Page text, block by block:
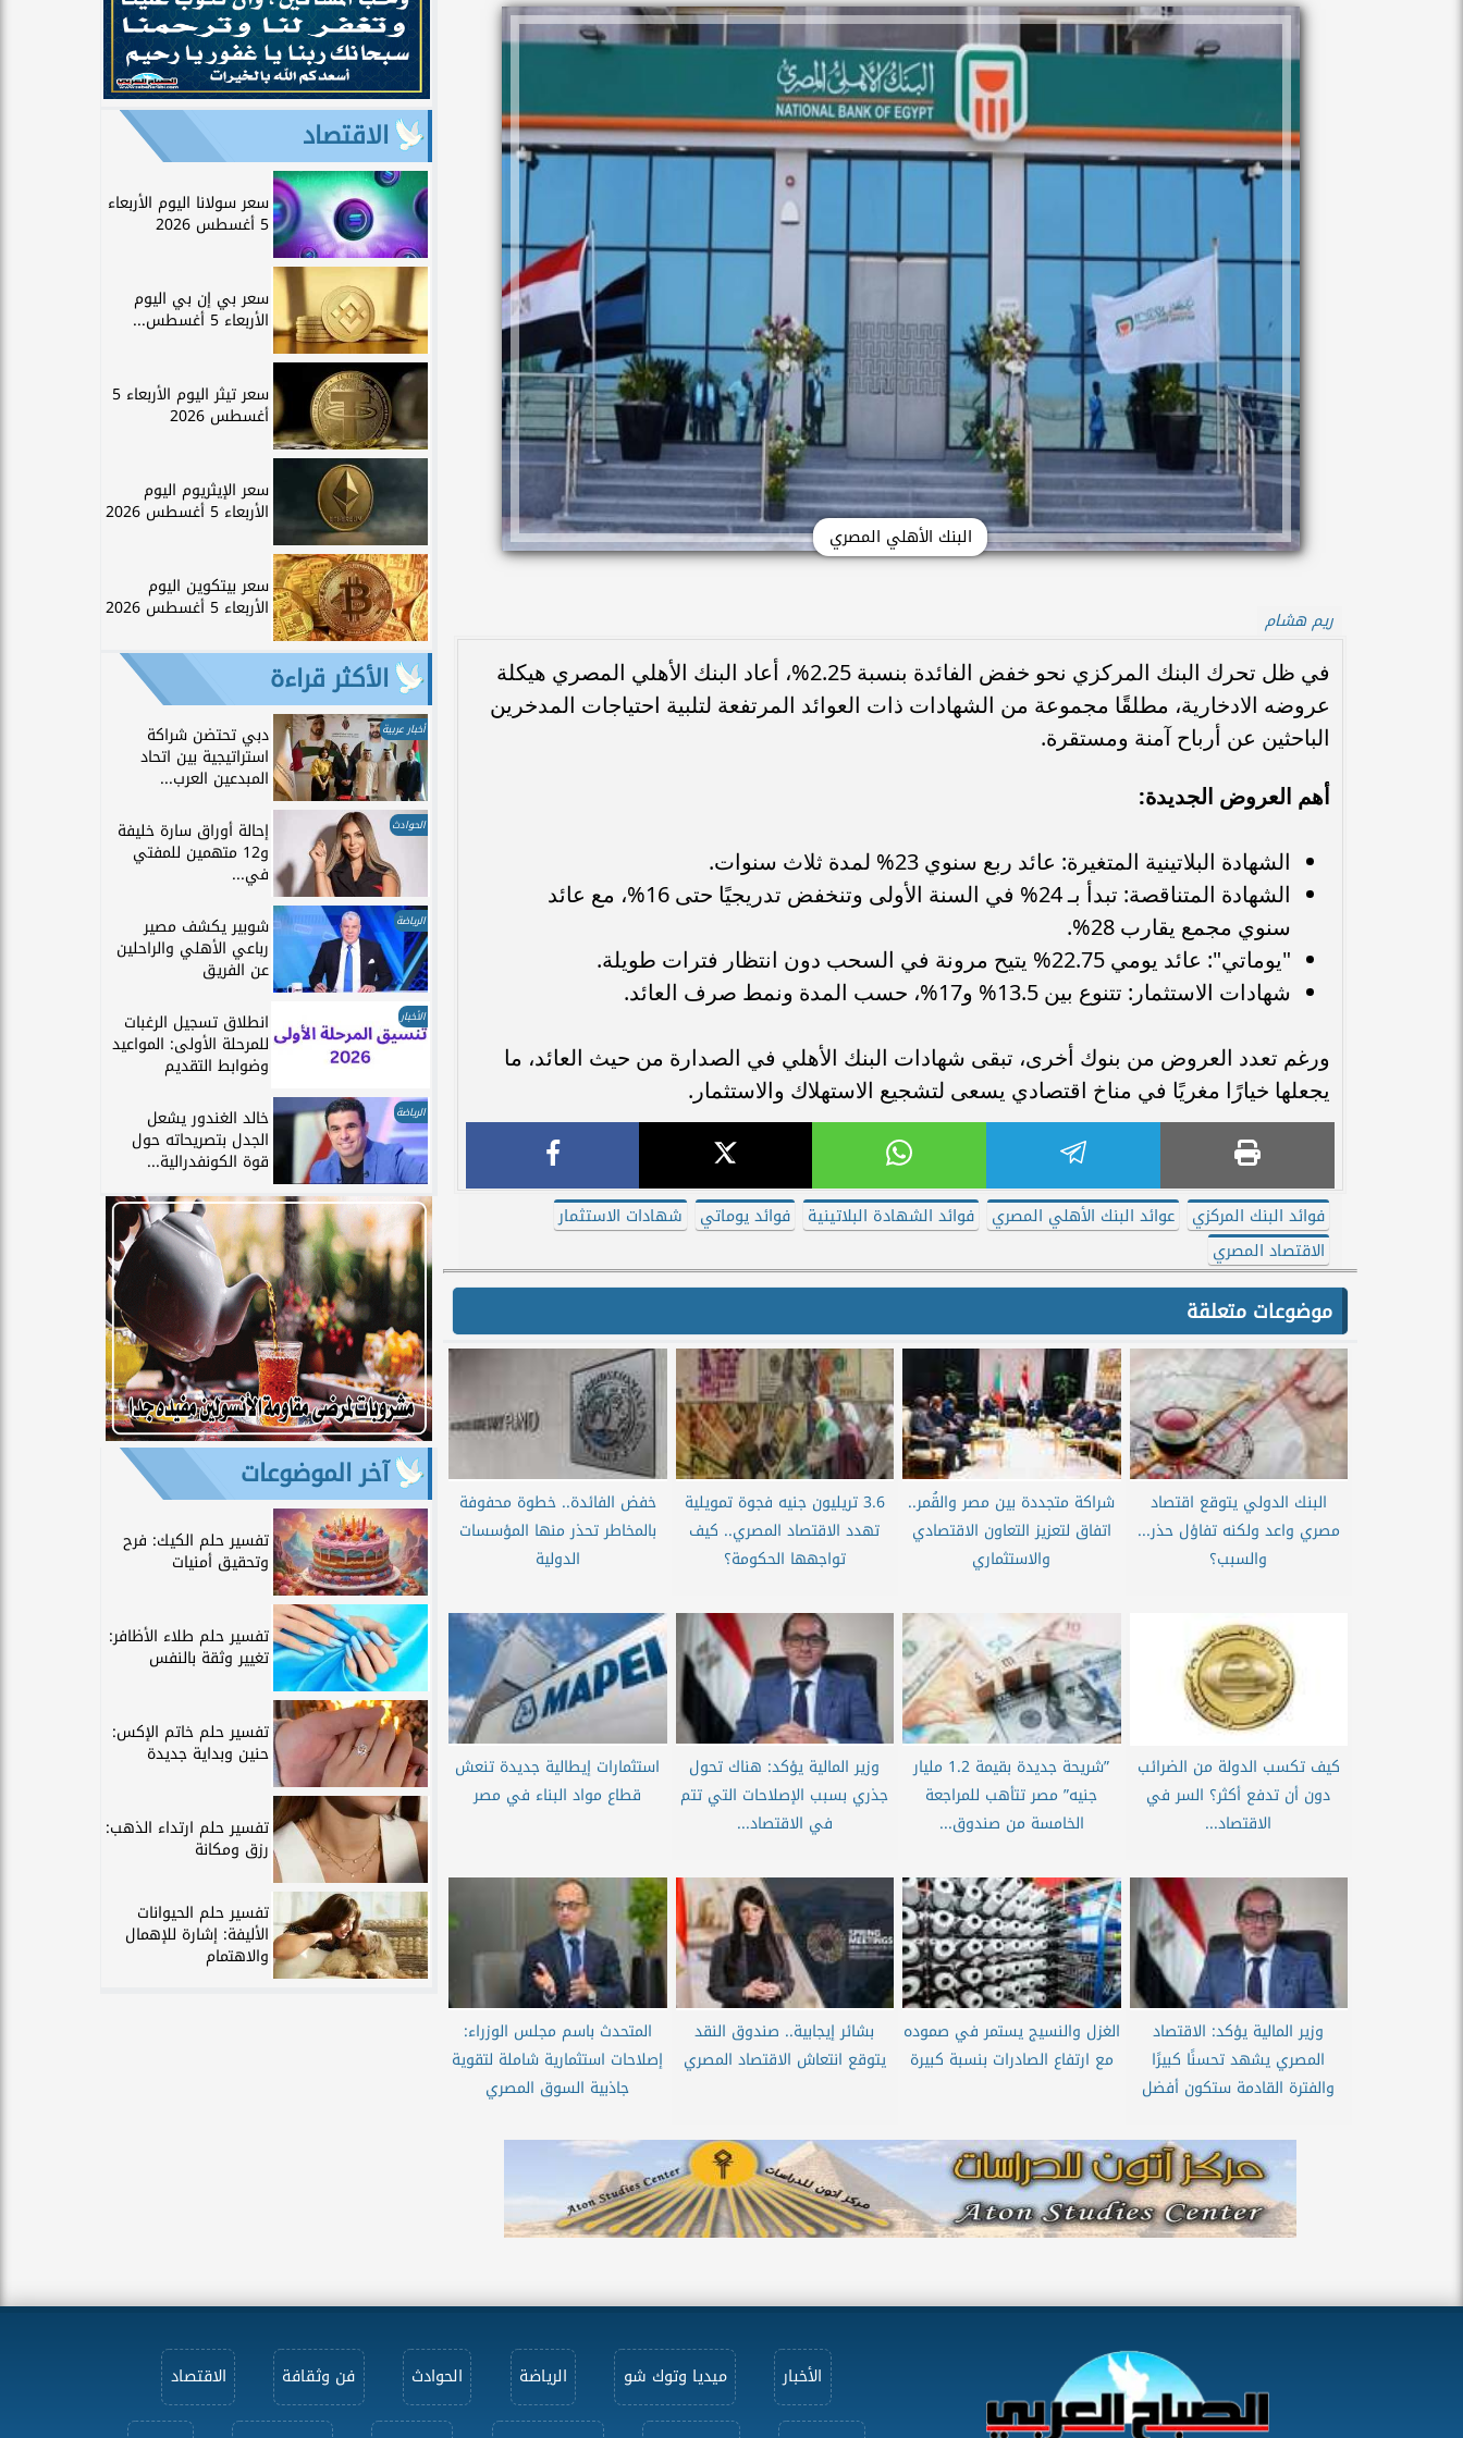
البنك الأهلي المصري
ريم هشام
في ظل تحرك البنك المركزي نحو خفض الفائدة بنسبة 2.25%، أعاد البنك الأهلي المصري هيكلة
عروضه الادخارية، مطلقًا مجموعة من الشهادات ذات العوائد المرتفعة لتلبية احتياجات المدخرين
الباحثين عن أرباح آمنة ومستقرة.
أهم العروض الجديدة:
الشهادة البلاتينية المتغيرة: عائد ربع سنوي 23% لمدة ثلاث سنوات.
الشهادة المتناقصة: تبدأ بـ 24% في السنة الأولى وتنخفض تدريجيًا حتى 16%، مع عائد
سنوي مجمع يقارب 28%.
"يوماتي": عائد يومي 22.75% يتيح مرونة في السحب دون انتظار فترات طويلة.
شهادات الاستثمار: تتنوع بين 13.5% و17%، حسب المدة ونمط صرف العائد.
ورغم تعدد العروض من بنوك أخرى، تبقى شهادات البنك الأهلي في الصدارة من حيث العائد، ما
يجعلها خيارًا مغريًا في مناخ اقتصادي يسعى لتشجيع الاستهلاك والاستثمار.
فوائد البنك المركزي عوائد البنك الأهلي المصري فوائد الشهادة البلاتينية فوائد يوماتي
شهادات الاستثمار
الاقتصاد المصري
موضوعات متعلقة
البنك الدولي يتوقع اقتصاد
مصري واعد ولكنه تفاؤل حذر...
والسبب؟
شراكة متجددة بين مصر والقُمر..
اتفاق لتعزيز التعاون الاقتصادي
والاستثماري
3.6 تريليون جنيه فجوة تمويلية
تهدد الاقتصاد المصري.. كيف
تواجهها الحكومة؟
خفض الفائدة.. خطوة محفوفة
بالمخاطر تحذر منها المؤسسات
الدولية
كيف تكسب الدولة من الضرائب
دون أن تدفع أكثر؟ السر في
الاقتصاد...
”شريحة جديدة بقيمة 1.2 مليار
جنيه” مصر تتأهب للمراجعة
الخامسة من صندوق...
وزير المالية يؤكد: هناك تحول
جذري بسبب الإصلاحات التي تتم
في الاقتصاد...
استثمارات إيطالية جديدة تنعش
قطاع مواد البناء في مصر
وزير المالية يؤكد: الاقتصاد
المصري يشهد تحسنًا كبيرًا
والفترة القادمة ستكون أفضل
الغزل والنسيج يستمر في صموده
مع ارتفاع الصادرات بنسبة كبيرة
بشائر إيجابية.. صندوق النقد
يتوقع انتعاش الاقتصاد المصري
المتحدث باسم مجلس الوزراء:
إصلاحات استثمارية شاملة لتقوية
جاذبية السوق المصري
الاقتصاد
سعر سولانا اليوم الأربعاء
5 أغسطس 2026
سعر بي إن بي اليوم
الأربعاء 5 أغسطس...
سعر تيثر اليوم الأربعاء 5
أغسطس 2026
سعر الإيثريوم اليوم
الأربعاء 5 أغسطس 2026
سعر بيتكوين اليوم
الأربعاء 5 أغسطس 2026
الأكثر قراءة
أخبار عربية دبي تحتضن شراكة
استراتيجية بين اتحاد
المبدعين العرب...
الحوادث إحالة أوراق سارة خليفة
و12 متهمين للمفتي
في...
الرياضة شوبير يكشف مصير
رباعي الأهلي والراحلين
عن الفريق
الأخبار انطلاق تسجيل الرغبات
للمرحلة الأولى: المواعيد
وضوابط التقديم
الرياضة خالد الغندور يشعل
الجدل بتصريحاته حول
قوة الكونفدرالية...
آخر الموضوعات
تفسير حلم الكيك: فرح
وتحقيق أمنيات
تفسير حلم طلاء الأظافر:
تغيير وثقة بالنفس
تفسير حلم خاتم الإكس:
حنين وبداية جديدة
تفسير حلم ارتداء الذهب:
رزق ومكانة
تفسير حلم الحيوانات
الأليفة: إشارة للإهمال
والاهتمام
الأخبار ميديا وتوك شو الرياضة الحوادث فن وثقافة الاقتصاد